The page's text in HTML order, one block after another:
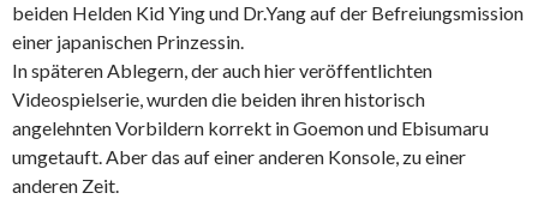
beiden Helden Kid Ying und Dr.Yang auf der Befreiungsmission
einer japanischen Prinzessin.
In späteren Ablegern, der auch hier veröffentlichten
Videospielserie, wurden die beiden ihren historisch
angelehnten Vorbildern korrekt in Goemon und Ebisumaru
umgetauft. Aber das auf einer anderen Konsole, zu einer
anderen Zeit.